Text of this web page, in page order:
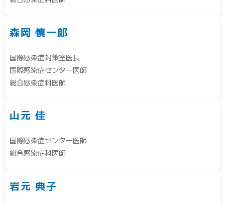
森岡 慎一郎
国際感染症対策室医長
国際感染症センター医師
総合感染症科医師
山元 佳
国際感染症センター医師
総合感染症科医師
岩元 典子